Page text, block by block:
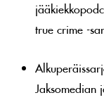
true crime -
Jaksomedian